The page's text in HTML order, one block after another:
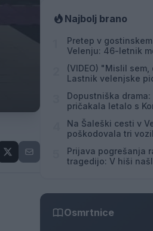
Najbolj brano
Pretep v
Velenju: 46-letnik
(VIDEO) "Mislil
Lastnik velenjske
Dopustniška drama:
pričakala letalo s
Na Šaleški cesti v
poškodovala tri
Prijava pogrešanja
tragedijo: V hiši
Osmrtnice